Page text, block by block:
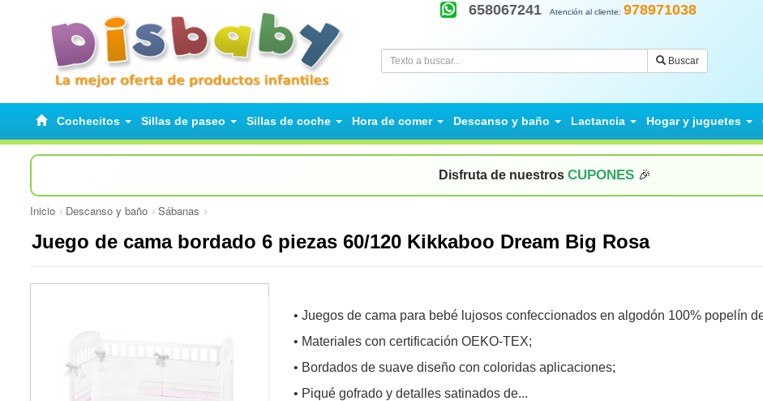
Atención al cliente: 978971038
658067241
Buscar
Cochecitos Sillas de paseo Sillas de coche Hora de comer Descanso y baño Lactancia Hogar y juguetes
Disfruta de nuestros CUPONES 🎉
Inicio Descanso y baño Sábanas
Juego de cama bordado 6 piezas 60/120 Kikkaboo Dream Big Rosa
• Juegos de cama para bebé lujosos confeccionados en algodón 100% popelín
• Materiales con certificación OEKO-TEX;
• Bordados de suave diseño con coloridas aplicaciones;
• Piqué gofrado y detalles satinados de...